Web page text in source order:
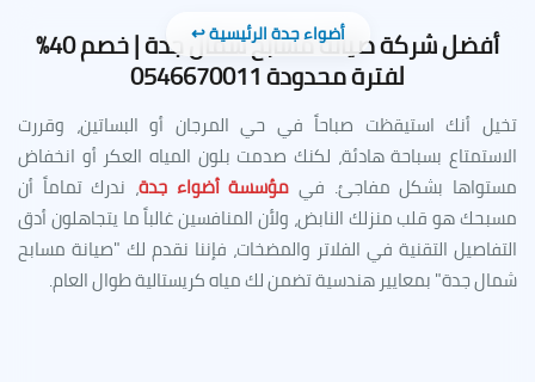
أضواء جدة الرئيسية ↩️ أفضل شركة صيانة مسابح شمال جدة | خصم 40%
لفترة محدودة 0546670011
تخيل أنك استيقظت صباحاً في حي المرجان أو البساتين، وقررت
الاستمتاع بسباحة هادئة، لكنك صدمت بلون المياه العكر أو انخفاض
مستواها بشكل مفاجئ. في مؤسسة أضواء جدة، ندرك تماماً أن
مسبحك هو قلب منزلك النابض، ولأن المنافسين غالباً ما يتجاهلون أدق
التفاصيل التقنية في الفلاتر والمضخات، فإننا نقدم لك "صيانة مسابح
شمال جدة" بمعايير هندسية تضمن لك مياه كريستالية طوال العام.